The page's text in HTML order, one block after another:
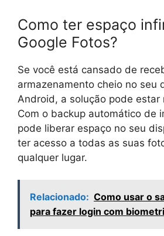
Como ter espaço
Google Fotos?
Se você está cansado de
armazenamento cheio no seu
Android, a solução pode estar
Com o backup automático de
pode liberar espaço no seu
ter acesso a todas as suas
qualquer lugar.
Relacionado: Como usar o
para fazer login com